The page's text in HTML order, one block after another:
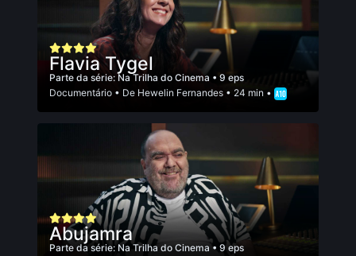
Flavia Tygel
Parte da série:Na Trilha do Cinema • 9 eps
Documentário • De Hewelin Fernandes • 24 min •
Abujamra
Parte da série: Na Trilha do Cinema • 9 eps